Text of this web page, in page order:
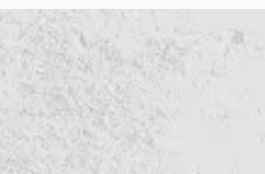
we stoppen ermee
Terugblik op De Mol met